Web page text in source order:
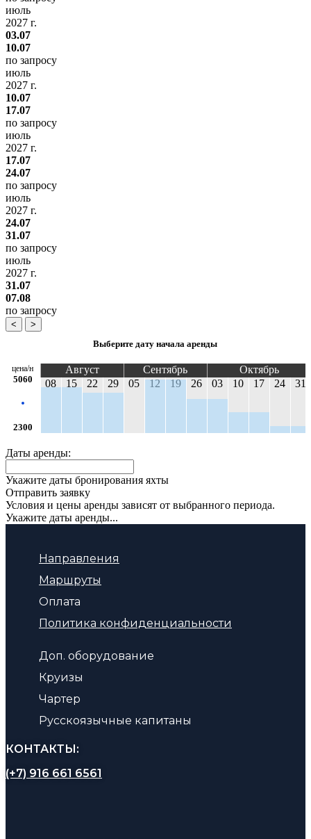
июль
2027 г.
03.07
10.07
по запросу
июль
2027 г.
10.07
17.07
по запросу
июль
2027 г.
17.07
24.07
по запросу
июль
2027 г.
24.07
31.07
по запросу
июль
2027 г.
31.07
07.08
по запросу
<
>
Выберите дату начала аренды
цена/н
5060
2300
Август Сентябрь
Октябрь
08
15 22 29 05 12 19 26 03 10 17 24 31
Даты аренды:
Укажите даты бронирования яхты
Отправить заявку
Условия и цены аренды зависят от выбранного периода.
Укажите даты аренды...
Направления
Маршруты
Оплата
Политика конфиденциальности
Доп. оборудование
Круизы
Чартер
Русскоязычные капитаны
КОНТАКТЫ:
(+7) 916 661 6561